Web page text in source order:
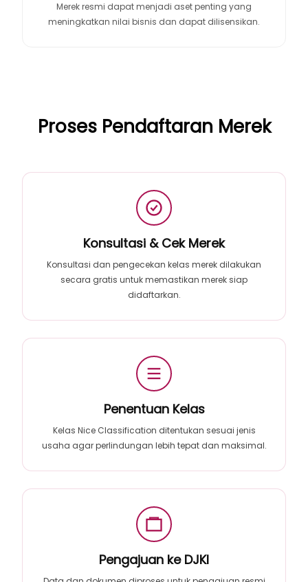
Merek resmi dapat menjadi aset penting yang
meningkatkan nilai bisnis dan dapat dilisensikan.
Proses Pendaftaran Merek
Konsultasi & Cek Merek
Konsultasi dan pengecekan kelas merek dilakukan
secara gratis untuk memastikan merek siap
didaftarkan.
Penentuan Kelas
Kelas Nice Classification ditentukan sesuai jenis
usaha agar perlindungan lebih tepat dan maksimal.
Pengajuan ke DJKI